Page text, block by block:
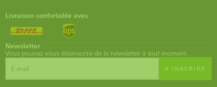
Livraison confortable avec
Newsletter
Vous pouvez vous désinscrire de la newsletter à tout moment.
S'INSCRIRE